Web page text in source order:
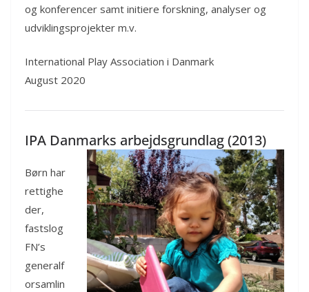
og konferencer samt initiere forskning, analyser og
udviklingsprojekter m.v.
International Play Association i Danmark
August 2020
IPA Danmarks arbejdsgrundlag (2013)
Børn har
rettighe
der,
fastslog
FN’s
generalf
orsamlin